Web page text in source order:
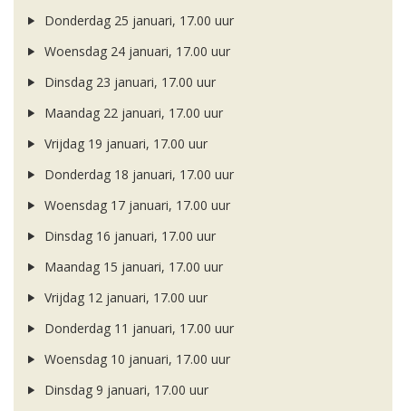
Donderdag 25 januari, 17.00 uur
Woensdag 24 januari, 17.00 uur
Dinsdag 23 januari, 17.00 uur
Maandag 22 januari, 17.00 uur
Vrijdag 19 januari, 17.00 uur
Donderdag 18 januari, 17.00 uur
Woensdag 17 januari, 17.00 uur
Dinsdag 16 januari, 17.00 uur
Maandag 15 januari, 17.00 uur
Vrijdag 12 januari, 17.00 uur
Donderdag 11 januari, 17.00 uur
Woensdag 10 januari, 17.00 uur
Dinsdag 9 januari, 17.00 uur